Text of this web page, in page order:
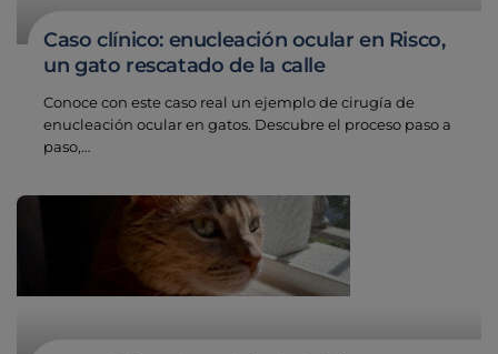
Caso clínico: enucleación ocular en Risco,
un gato rescatado de la calle
Conoce con este caso real un ejemplo de cirugía de
enucleación ocular en gatos. Descubre el proceso paso a
paso,…